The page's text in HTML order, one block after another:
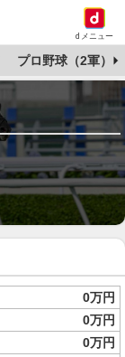
dメニュー
プロ野球（2軍）
0万円
0万円
0万円